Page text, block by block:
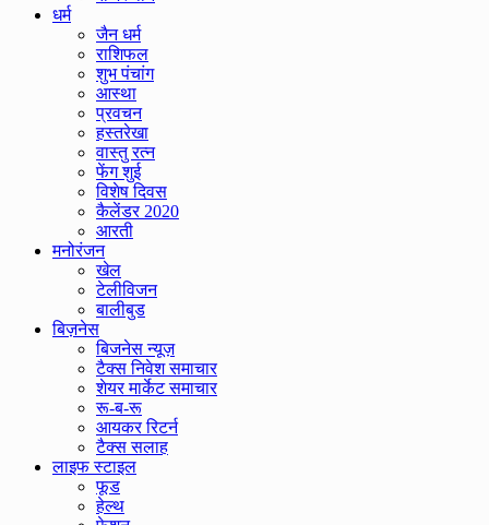
धर्म
जैन धर्म
राशिफल
शुभ पंचांग
आस्था
प्रवचन
हस्तरेखा
वास्तु रत्न
फेंग शुई
विशेष दिवस
कैलेंडर 2020
आरती
मनोरंजन
खेल
टेलीविजन
बालीबुड
बिज़नेस
बिजनेस न्यूज़
टैक्स निवेश समाचार
शेयर मार्केट समाचार
रू-ब-रू
आयकर रिटर्न
टैक्स सलाह
लाइफ स्टाइल
फूड
हेल्थ